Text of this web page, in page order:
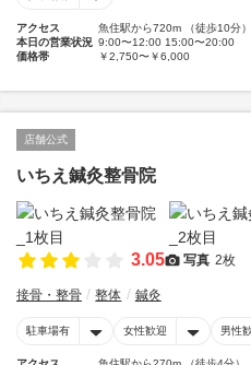
アクセス
魚住駅から720m （徒歩10分）
本日の営業状況 9:00〜12:00 15:00〜20:00
価格帯
￥2,750〜￥6,000
店舗公式
いちえ鍼灸整骨院
3.05 写真 2枚
接骨・整骨 整体 鍼灸
駐車場有 女性歓迎 男性